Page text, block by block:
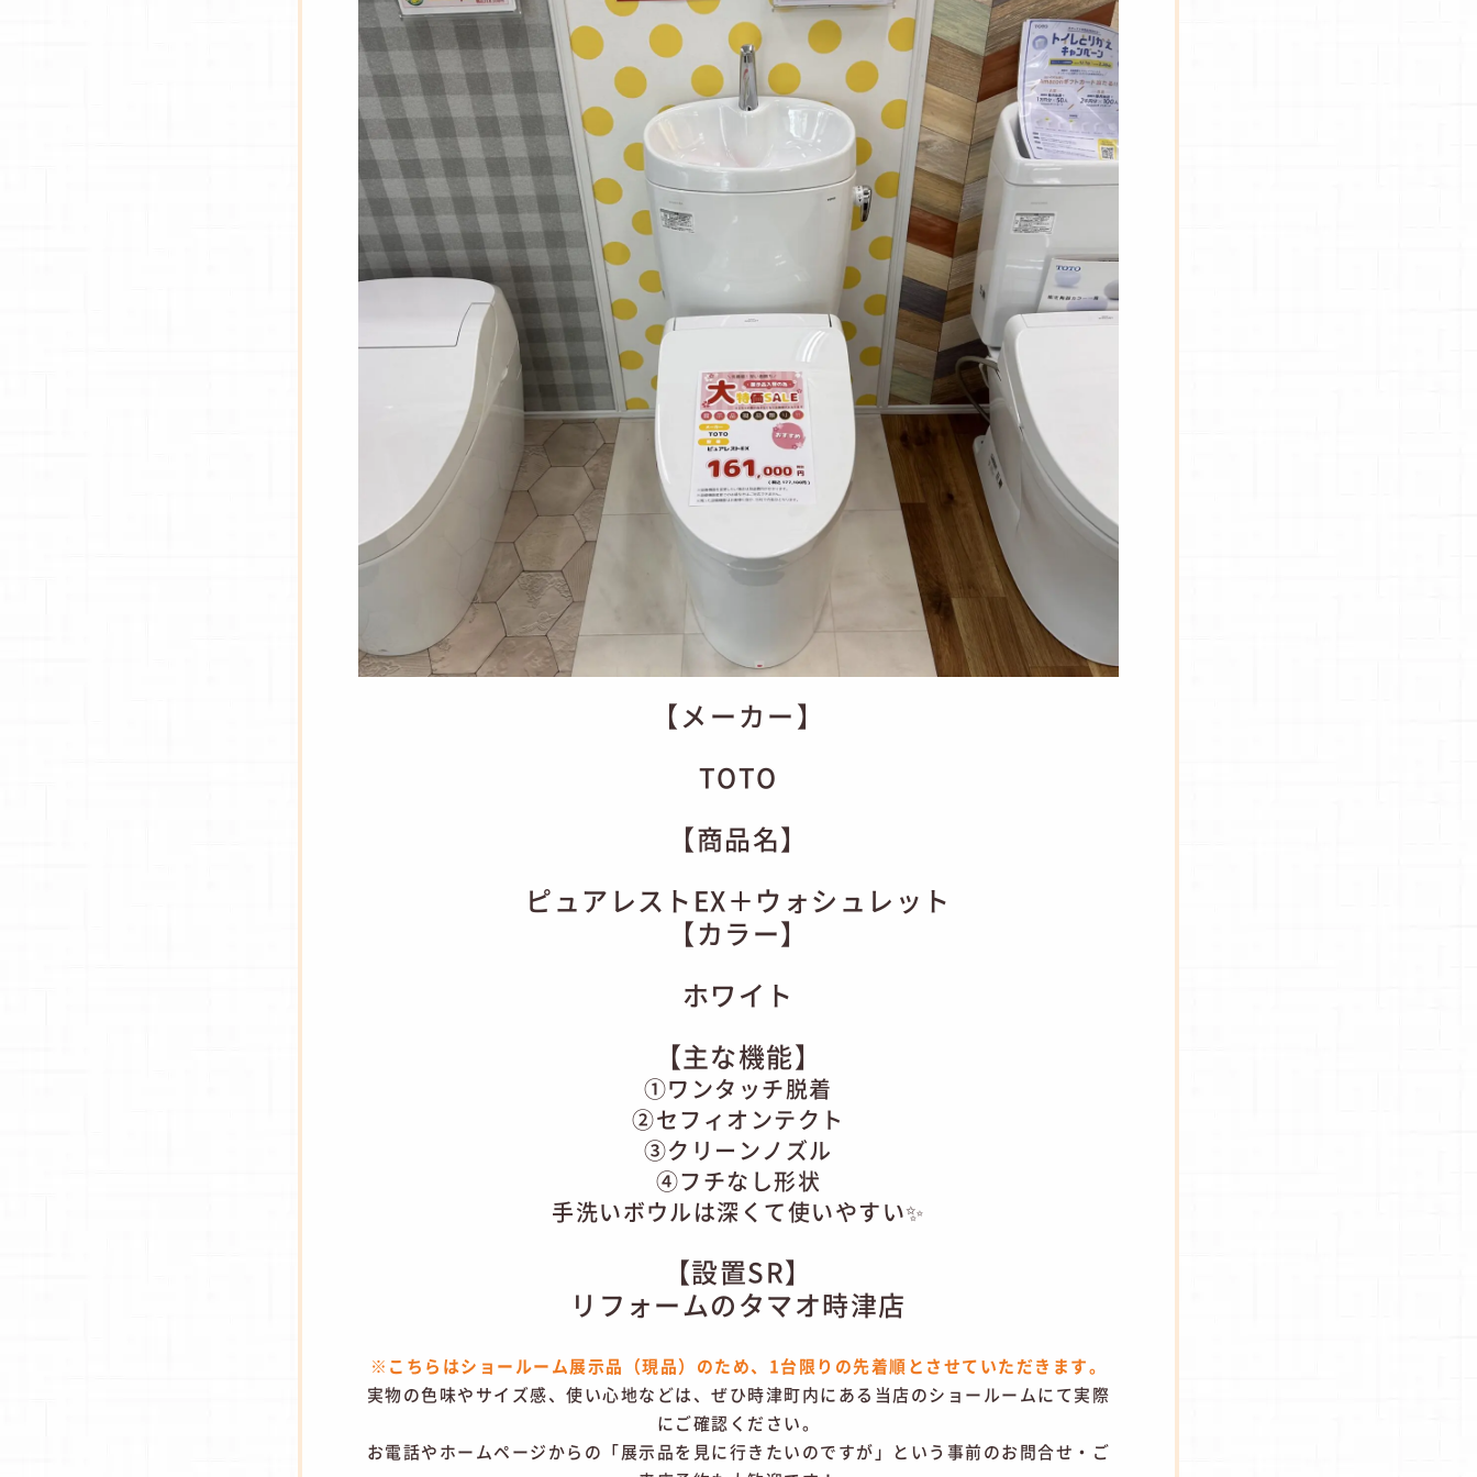
【メーカー】
TOTO
【商品名】
ピュアレストEX＋ウォシュレット
【カラー】
ホワイト
​【主な機能】
①ワンタッチ脱着
②セフィオンテクト
③クリーンノズル
④フチなし形状
手洗いボウルは深くて使いやすい✨
【設置SR】
リフォームのタマオ時津店
※こちらはショールーム展示品（現品）のため、1台限りの先着順とさせていただきます。
​実物の色味やサイズ感、使い心地などは、ぜひ時津町内にある当店のショールームにて実際
にご確認ください。
お電話やホームページからの「展示品を見に行きたいのですが」という事前のお問合せ・ご